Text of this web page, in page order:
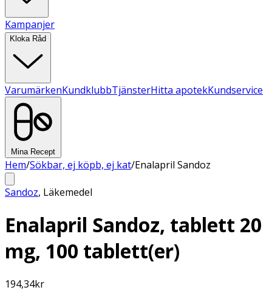
Kampanjer
Kloka Råd
VarumärkenKundklubbTjänsterHitta apotekKundservice
Mina Recept
Hem/Sökbar, ej köpb, ej kat/Enalapril Sandoz
Sandoz, Läkemedel
Enalapril Sandoz, tablett 20
mg, 100 tablett(er)
194,34kr